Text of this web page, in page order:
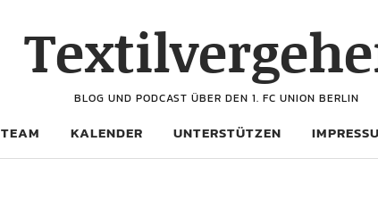
BLOG UND PODCAST ÜBER DEN 1. FC UNION BERLIN
TEAM KALENDER UNTERSTÜTZEN